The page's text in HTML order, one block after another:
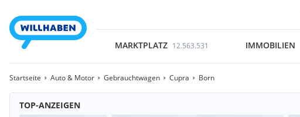
MARKTPLATZ 12.563.531 IMMOBILIEN
Startseite Auto & Motor Gebrauchtwagen Cupra Born
TOP-ANZEIGEN